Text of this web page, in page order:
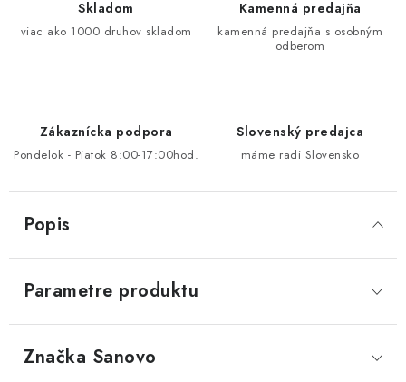
Skladom
viac ako 1000 druhov skladom
Kamenná predajňa
kamenná predajňa s osobným
odberom
Zákaznícka podpora
Pondelok - Piatok 8:00-17:00hod.
Slovenský predajca
máme radi Slovensko
Popis
Parametre produktu
Značka Sanovo